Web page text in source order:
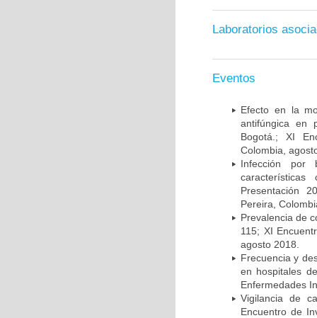
Laboratorios
Eventos
Efecto en la
antifúngica en
Bogotá.; XI
Colombia,
Infección por
Presentación
Pereira,
Prevalencia de
115; XI
agosto 2018.
Frecuencia y
en hospitales
Enfermedades
Vigilancia de
Encuentro de